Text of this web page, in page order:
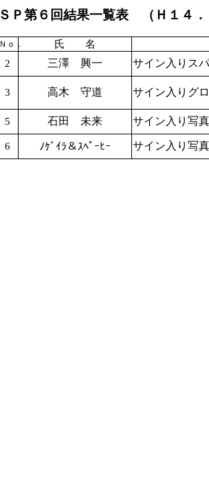
ＳＰ第６回結果一覧表 （Ｈ１４
Ｎｏ．
氏 名
2
三澤 興一 サイン入りス
3 高木 守道 サイン入りグ
5 石田 未来 サイン入り写
6 ﾉｹﾞｲﾗ＆ｽﾍﾟｰﾋｰ サイン入り写